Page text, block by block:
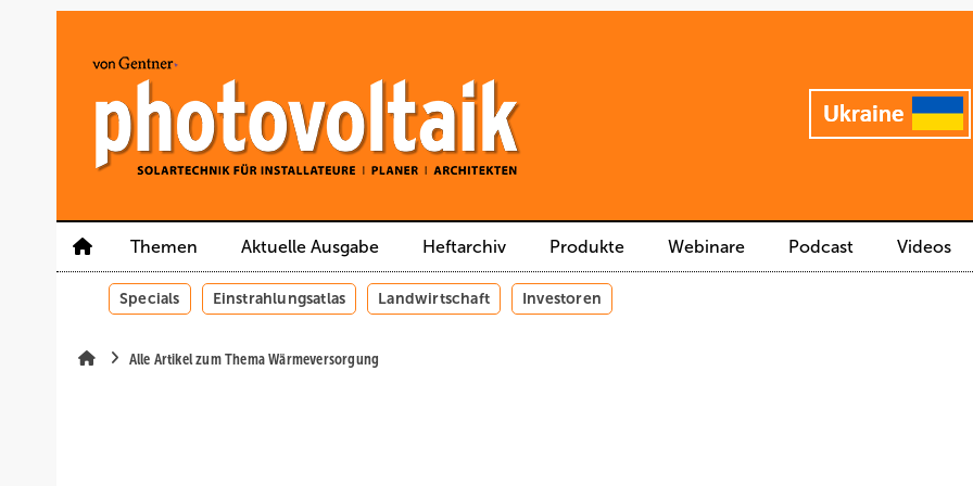
Themen Aktuelle Ausgabe Heftarchiv Produkte Webinare Podcast Videos
Specials Einstrahlungsatlas Landwirtschaft Investoren
Alle Artikel zum Thema Wärmeversorgung